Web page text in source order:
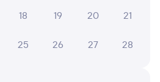
7,1
12:09
18 19 20 21
25 26 27 28